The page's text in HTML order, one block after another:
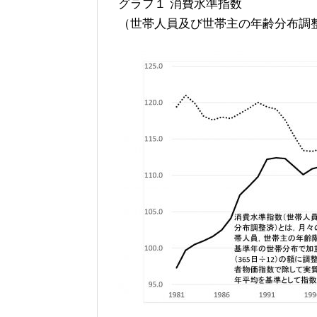
グラフ１ 消費水準指数
（世帯人員及び世帯主の年齢分布調